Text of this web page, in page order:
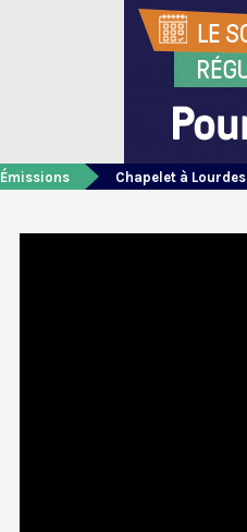
Émissions Chapelet à Lourdes